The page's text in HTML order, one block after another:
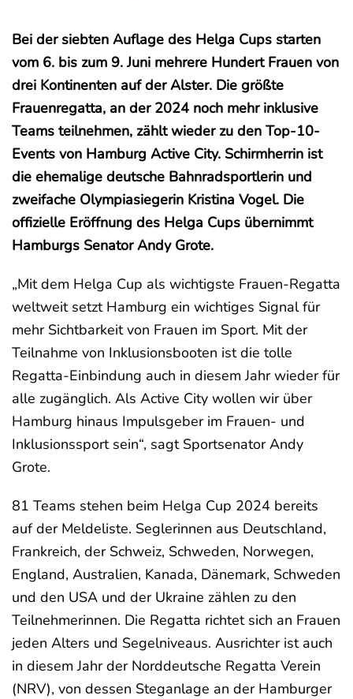
Bei der siebten Auflage des Helga Cups starten
vom 6. bis zum 9. Juni mehrere Hundert Frauen von
drei Kontinenten auf der Alster. Die größte
Frauenregatta, an der 2024 noch mehr inklusive
Teams teilnehmen, zählt wieder zu den Top-10-
Events von Hamburg Active City. Schirmherrin ist
die ehemalige deutsche Bahnradsportlerin und
zweifache Olympiasiegerin Kristina Vogel. Die
offizielle Eröffnung des Helga Cups übernimmt
Hamburgs Senator Andy Grote.
„Mit dem Helga Cup als wichtigste Frauen-Regatta
weltweit setzt Hamburg ein wichtiges Signal für
mehr Sichtbarkeit von Frauen im Sport. Mit der
Teilnahme von Inklusionsbooten ist die tolle
Regatta-Einbindung auch in diesem Jahr wieder für
alle zugänglich. Als Active City wollen wir über
Hamburg hinaus Impulsgeber im Frauen- und
Inklusionssport sein“, sagt Sportsenator Andy
Grote.
81 Teams stehen beim Helga Cup 2024 bereits
auf der Meldeliste. Seglerinnen aus Deutschland,
Frankreich, der Schweiz, Schweden, Norwegen,
England, Australien, Kanada, Dänemark, Schweden
und den USA und der Ukraine zählen zu den
Teilnehmerinnen. Die Regatta richtet sich an Frauen
jeden Alters und Segelniveaus. Ausrichter ist auch
in diesem Jahr der Norddeutsche Regatta Verein
(NRV), von dessen Steganlage an der Hamburger